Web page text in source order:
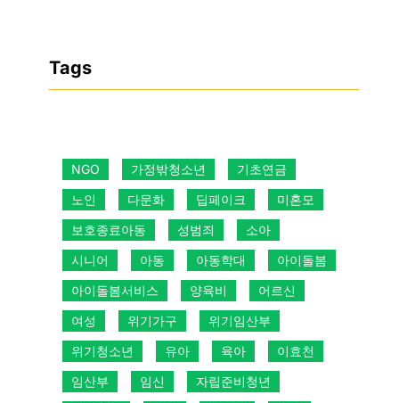
Tags
NGO 가정밖청소년
기초연금
노인
다문화 딥페이크
미혼모
보호종료아동
성범죄
소아
시니어
아동 아동학대
아이돌봄
아이돌봄서비스
양육비
어르신
여성
위기가구
위기임산부
위기청소년
유아 육아
이효천
임산부
임신
자립준비청년